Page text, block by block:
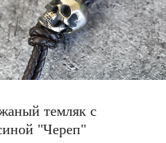
темляк с
"Череп"